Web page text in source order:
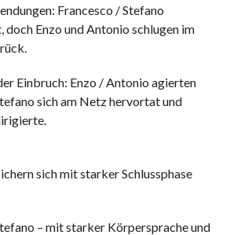
Francesco / Stefano
doch Enzo und Antonio schlugen im
Einbruch: Enzo / Antonio agierten
sich am Netz hervortat und
sich mit starker Schlussphase
– mit starker Körpersprache und